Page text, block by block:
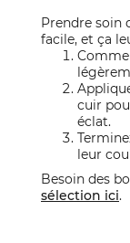
Prendre soin
facile, et ça
cuir
éclat.
leur
Besoin des
sélection ici.